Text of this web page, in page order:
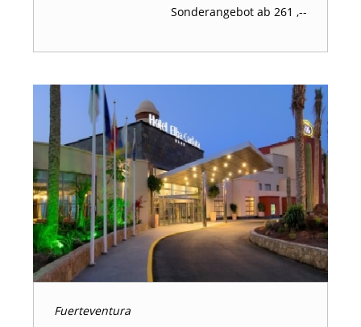
Sonderangebot ab 261 ,--
Fuerteventura